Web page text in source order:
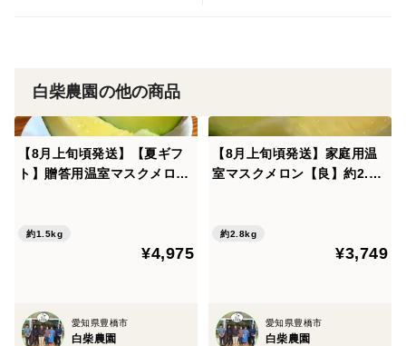
作成いたします。また表書きの記載がない場合は「御中
元」で作成いたします。
届きましたら、一度箱から出し商品のチェックをして頂
いたのち、『常温』で保存してください。
キッチンとは言わず、ぜひリビングに置くことをおすす
日々は、皆様にとってきっと素敵な日々となるでしょ
う。
白柴農園の他の商品
【8月上旬頃発送】【夏ギフ
ト】贈答用温室マスクメロン
約1.5kg
¥4,975
愛知県豊橋市
白柴農園
【8月上旬頃発送】家庭用温
室マスクメロン【良】約2.8
約2.8kg
¥3,749
愛知県豊橋市
白柴農園